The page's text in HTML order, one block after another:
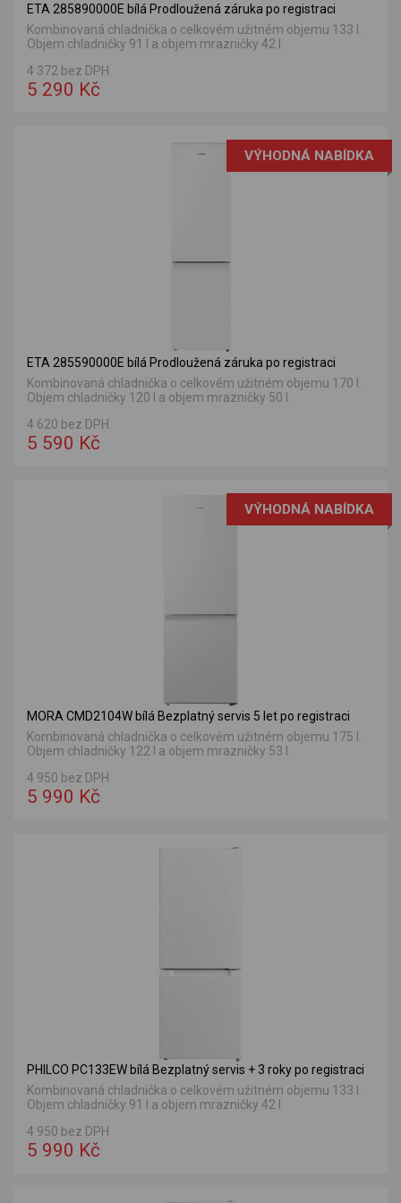
ETA 285890000E bílá Prodloužená záruka po registraci
Kombinovaná chladnička o celkovém užitném objemu 133 l.
Objem chladničky 91 l a objem mrazničky 42 l.
4 372 bez DPH
5 290 Kč
VÝHODNÁ NABÍDKA
ETA 285590000E bílá Prodloužená záruka po registraci
Kombinovaná chladnička o celkovém užitném objemu 170 l.
Objem chladničky 120 l a objem mrazničky 50 l.
4 620 bez DPH
5 590 Kč
VÝHODNÁ NABÍDKA
MORA CMD2104W bílá Bezplatný servis 5 let po registraci
Kombinovaná chladnička o celkovém užitném objemu 175 l.
Objem chladničky 122 l a objem mrazničky 53 l.
4 950 bez DPH
5 990 Kč
PHILCO PC133EW bílá Bezplatný servis + 3 roky po registraci
Kombinovaná chladnička o celkovém užitném objemu 133 l.
Objem chladničky 91 l a objem mrazničky 42 l.
4 950 bez DPH
5 990 Kč